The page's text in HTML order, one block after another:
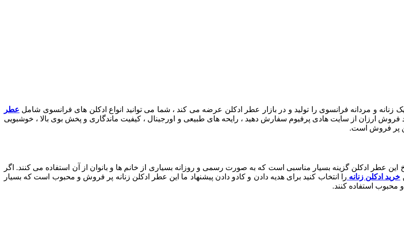
زنانه و مردانه فرانسوی را تولید و در بازار عطر ادکلن عرضه می کند ، شما می توانید انواع ادکلن های فرانسوی شامل عطر
فروش ارزان از سایت هادی پرفیوم سفارش دهید ، رایحه های طبیعی و اورجینال ، کیفیت ماندگاری و پخش بوی بالا ، خوشبویی
پر فروش است.
این عطر ادکلن گزینه بسیار مناسبی است که به صورت رسمی و روزانه بسیاری از خانم ها و بانوان از آن استفاده می کنند. اگر
خرید ادکلن زنانه را انتخاب کنید برای هدیه دادن و کادو دادن پیشنهاد ما این عطر ادکلن زنانه پر فروش و محبوب است که بسیار
محبوب استفاده کنند.